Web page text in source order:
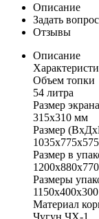
Описание
Задать вопрос
Отзывы
Описание
Объем топки
54 литра
Размер экрана
315х310 мм
Размер
Размер в
Размеры
Материал
Чугун ЧХ-1